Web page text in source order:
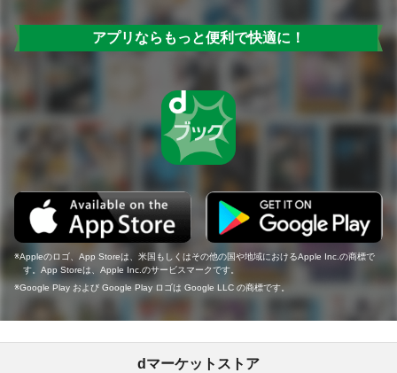
アプリならもっと便利で快適に！
Appleのロゴ、App Storeは、米国もしくはその他の国や地域におけるApple Inc.の商標で
す。App Storeは、Apple Inc.のサービスマークです。
Google Play および Google Play ロゴは Google LLC の商標です。
dマーケットストア